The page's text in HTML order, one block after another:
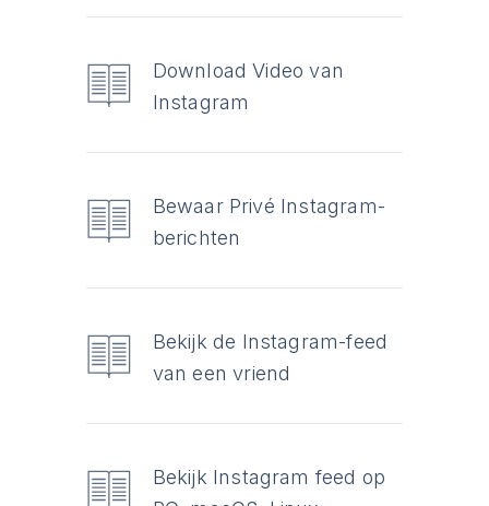
Download Video van
Instagram
Bewaar Privé Instagram-
berichten
Bekijk de Instagram-feed
van een vriend
Bekijk Instagram feed op